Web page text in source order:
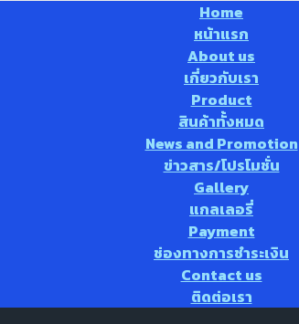
Home
หน้าแรก
About us
เกี่ยวกับเรา
Product
สินค้าทั้งหมด
News and Promotion
ข่าวสาร/โปรโมชั่น
Gallery
แกลเลอรี่
Payment
ช่องทางการชำระเงิน
Contact us
ติดต่อเรา